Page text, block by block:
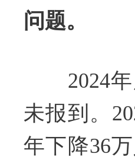
问题。
2024年
未报到。
年下降36